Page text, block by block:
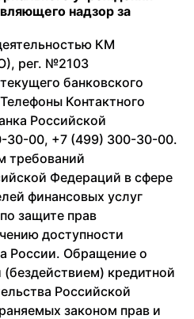
надзор за
КМ
рег. №2103
банковского
Контактного
Российской
30-00, +7 (499) 300-30-00.
требований
Федераций в сфере
финансовых услуг
защите прав
доступности
России. Обращение о
кредитной
Российской
законом прав и